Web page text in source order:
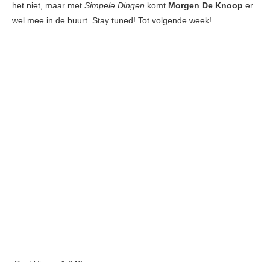
het niet, maar met Simpele Dingen komt Morgen De Knoop er
wel mee in de buurt. Stay tuned! Tot volgende week!